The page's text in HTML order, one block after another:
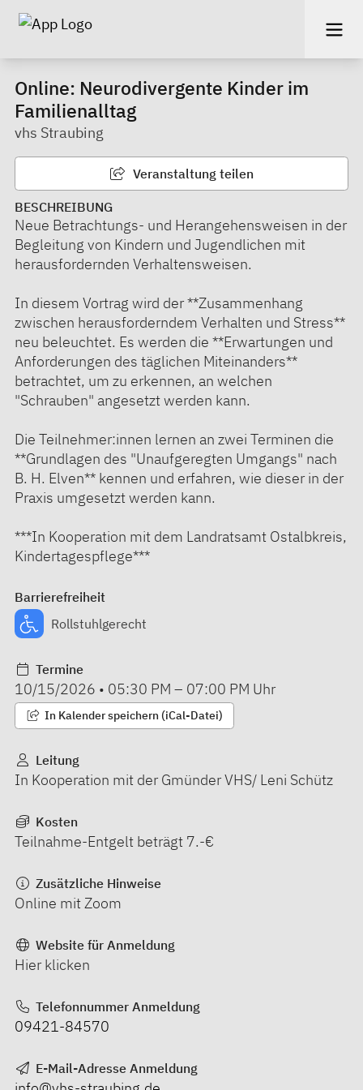
Online: Neurodivergente Kinder im
Familienalltag
vhs Straubing
Veranstaltung teilen
BESCHREIBUNG
Neue Betrachtungs- und Herangehensweisen in der
Begleitung von Kindern und Jugendlichen mit
herausfordernden Verhaltensweisen.
In diesem Vortrag wird der **Zusammenhang
zwischen herausforderndem Verhalten und Stress**
neu beleuchtet. Es werden die **Erwartungen und
Anforderungen des täglichen Miteinanders**
betrachtet, um zu erkennen, an welchen
"Schrauben" angesetzt werden kann.
Die Teilnehmer:innen lernen an zwei Terminen die
**Grundlagen des "Unaufgeregten Umgangs" nach
B. H. Elven** kennen und erfahren, wie dieser in der
Praxis umgesetzt werden kann.
***In Kooperation mit dem Landratsamt Ostalbkreis,
Kindertagespflege***
Barrierefreiheit
Rollstuhlgerecht
Termine
10/15/2026 • 05:30 PM – 07:00 PM Uhr
In Kalender speichern (iCal-Datei)
Leitung
In Kooperation mit der Gmünder VHS/ Leni Schütz
Kosten
Teilnahme-Entgelt beträgt 7.-€
Zusätzliche Hinweise
Online mit Zoom
Website für Anmeldung
Hier klicken
Telefonnummer Anmeldung
09421-84570
E-Mail-Adresse Anmeldung